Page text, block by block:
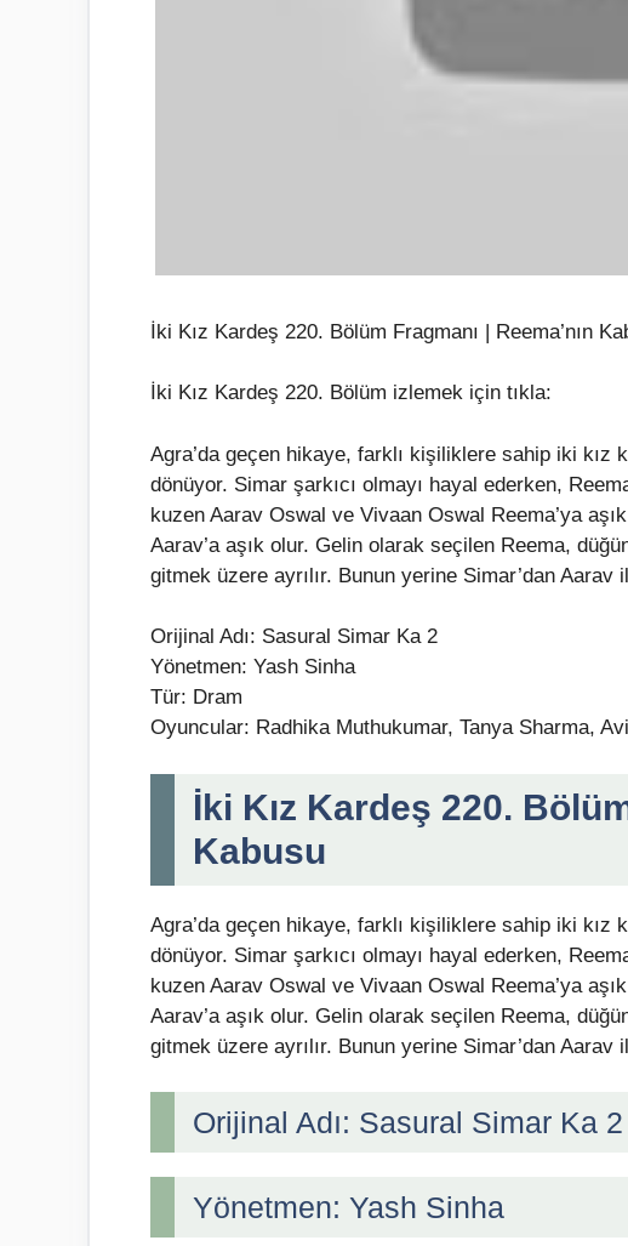
İki Kız Kardeş 220. Bölüm Fragmanı | Reema’nın
İki Kız Kardeş 220. Bölüm izlemek için tıkla:
Agra’da geçen hikaye, farklı kişiliklere sahip iki kız
dönüyor. Simar şarkıcı olmayı hayal ederken,
kuzen Aarav Oswal ve Vivaan Oswal Reema’ya
Aarav’a aşık olur. Gelin olarak seçilen Reema,
gitmek üzere ayrılır. Bunun yerine Simar’dan
Orijinal Adı: Sasural Simar Ka 2
Yönetmen: Yash Sinha
Tür: Dram
Oyuncular: Radhika Muthukumar, Tanya Sharma,
İki Kız Kardeş 220.
Kabusu
Agra’da geçen hikaye, farklı kişiliklere sahip iki kız
dönüyor. Simar şarkıcı olmayı hayal ederken,
kuzen Aarav Oswal ve Vivaan Oswal Reema’ya
Aarav’a aşık olur. Gelin olarak seçilen Reema,
gitmek üzere ayrılır. Bunun yerine Simar’dan
Orijinal Adı: Sasural Simar Ka 2
Yönetmen: Yash Sinha